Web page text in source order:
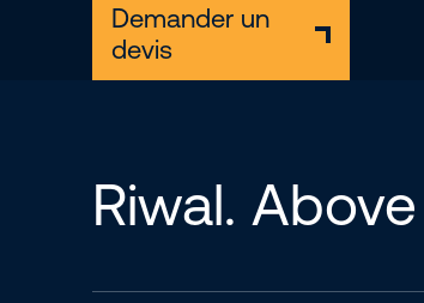
Demander un
devis
Riwal.